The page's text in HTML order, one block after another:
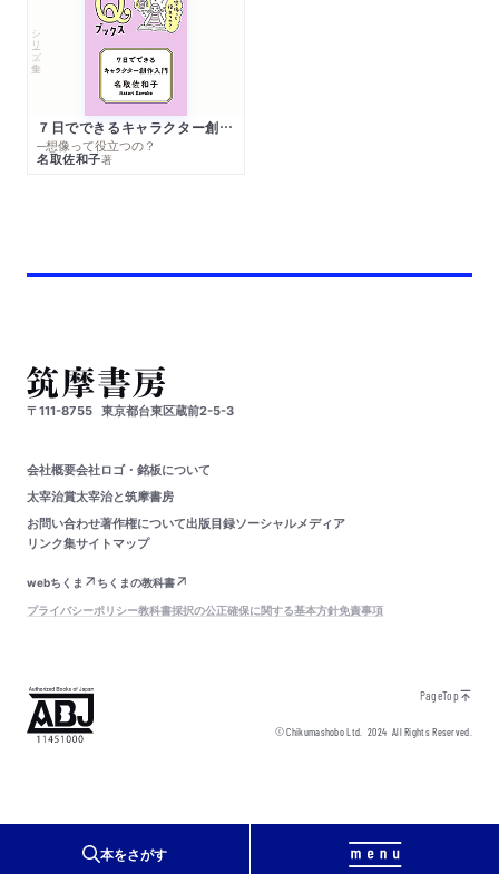
本をさがす
シリーズ・全集
７日でできるキャラクター創作入門
─想像って役立つの？
名取佐和子著
〒111-8755 東京都台東区蔵前2-5-3
会社概要会社ロゴ・銘板について
太宰治賞太宰治と筑摩書房
お問い合わせ著作権について出版目録ソーシャルメディア
リンク集サイトマップ
webちくま
ちくまの教科書
プライバシーポリシー教科書採択の公正確保に関する基本方針免責事項
PageTop
© Chikumashobo Ltd.2024 All Rights Reserved.